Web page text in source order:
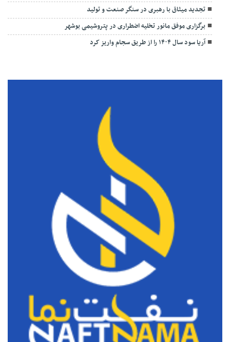
تجدید میثاق با رهبری در سنگر صنعت و تولید
برگزاری موفق مانور تخلیه اضطراری در پتروشیمی بوشهر
آریا سود سال ۱۴۰۴ را از طریق سجام واریز کرد